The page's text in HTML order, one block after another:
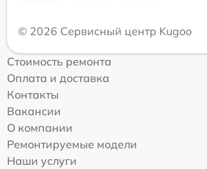
© 2026 Сервисный центр Kugoo
Стоимость ремонта
Оплата и доставка
Контакты
Вакансии
О компании
Ремонтируемые модели
Наши услуги